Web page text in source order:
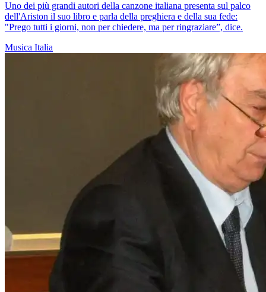
Uno dei più grandi autori della canzone italiana presenta sul palco
dell'Ariston il suo libro e parla della preghiera e della sua fede:
"Prego tutti i giorni, non per chiedere, ma per ringraziare”, dice.
Musica Italia